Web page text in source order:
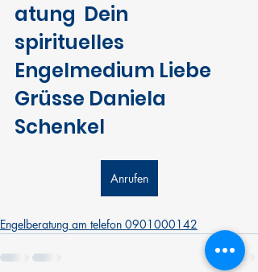
atung  Dein
spirituelles
Engelmedium Liebe
Grüsse Daniela
Schenkel
Anrufen
Engelberatung am telefon 0901000142